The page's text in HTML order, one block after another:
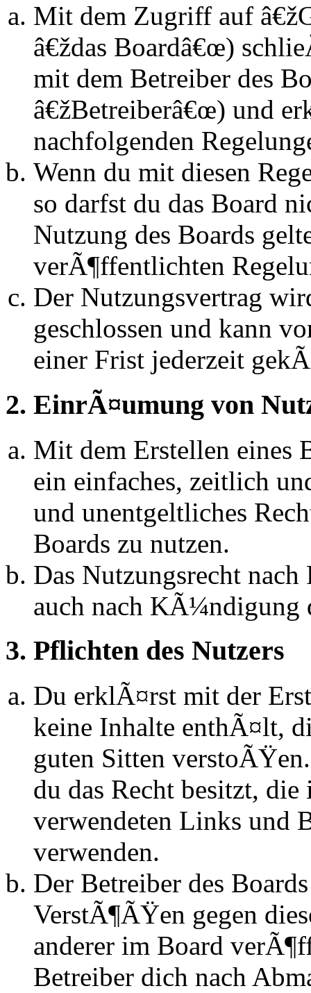
Mit dem Zugriff auf
â€ždas Boardâ€œ)
mit dem Betreiber des
â€žBetreiberâ€œ) und
nachfolgenden
Wenn du mit diesen
so darfst du das Board
Nutzung des Boards
verÃ¶ffentlichten
Der Nutzungsvertrag
geschlossen und kann
einer Frist jederzeit
2. EinrÃ¤umung von
Mit dem Erstellen eines
ein einfaches, zeitlich
und unentgeltliches
Boards zu nutzen.
Das Nutzungsrecht
auch nach KÃ¼ndigung
3. Pflichten des Nutzers
Du erklÃ¤rst mit der
keine Inhalte enthÃ¤lt,
guten Sitten
du das Recht besitzt,
verwendeten Links und
verwenden.
Der Betreiber des
VerstÃ¶ÃŸen gegen
anderer im Board
Betreiber dich nach